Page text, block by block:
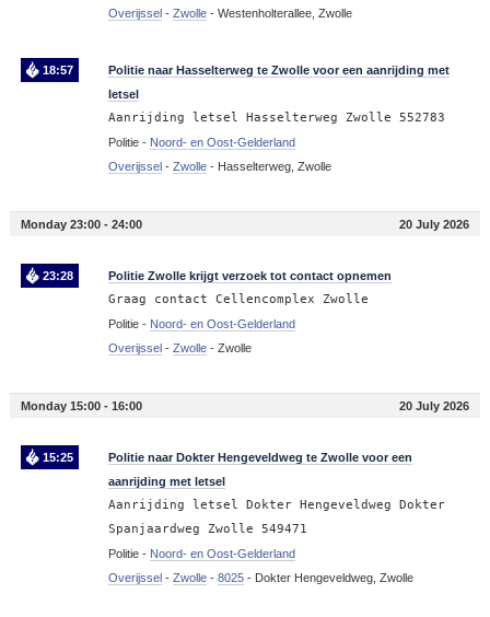
Overijssel- Zwolle- Westenholterallee, Zwolle
18:57
Politie naar Hasselterweg te Zwolle voor een aanrijding met
letsel
Aanrijding letsel Hasselterweg Zwolle 552783
Politie - Noord- en Oost-Gelderland
Overijssel- Zwolle- Hasselterweg, Zwolle
Monday 23:00 - 24:00 20 July 2026
23:28 Politie Zwolle krijgt verzoek tot contact opnemen
Graag contact Cellencomplex Zwolle
Politie - Noord- en Oost-Gelderland
Overijssel- Zwolle- Zwolle
Monday 15:00 - 16:00 20 July 2026
15:25
Politie naar Dokter Hengeveldweg te Zwolle voor een
aanrijding met letsel
Aanrijding letsel Dokter Hengeveldweg Dokter
Spanjaardweg Zwolle 549471
Politie - Noord- en Oost-Gelderland
Overijssel- Zwolle- 8025- Dokter Hengeveldweg, Zwolle